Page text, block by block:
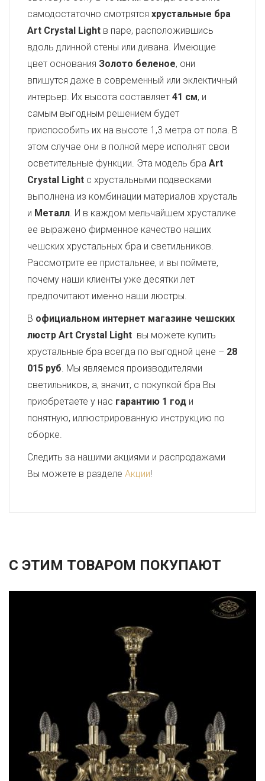
самодостаточно смотрятся хрустальные бра
Art Crystal Light в паре, расположившись
вдоль длинной стены или дивана. Имеющие
цвет основания Золото беленое, они
впишутся даже в современный или эклектичный
интерьер. Их высота составляет 41 см, и
самым выгодным решением будет
приспособить их на высоте 1,3 метра от пола. В
этом случае они в полной мере исполнят свои
осветительные функции. Эта модель бра Art
Crystal Light с хрустальными подвесками
выполнена из комбинации материалов хрусталь
и Металл. И в каждом мельчайшем хрусталике
ее выражено фирменное качество наших
чешских хрустальных бра и светильников.
Рассмотрите ее пристальнее, и вы поймете,
почему наши клиенты уже десятки лет
предпочитают именно наши люстры.
В официальном интернет магазине чешских
люстр Art Crystal Light вы можете купить
хрустальные бра всегда по выгодной цене – 28
015 руб. Мы являемся производителями
светильников, а, значит, с покупкой бра Вы
приобретаете у нас гарантию 1 год и
понятную, иллюстрированную инструкцию по
сборке.
Следить за нашими акциями и распродажами
Вы можете в разделе Акции!
С ЭТИМ ТОВАРОМ ПОКУПАЮТ